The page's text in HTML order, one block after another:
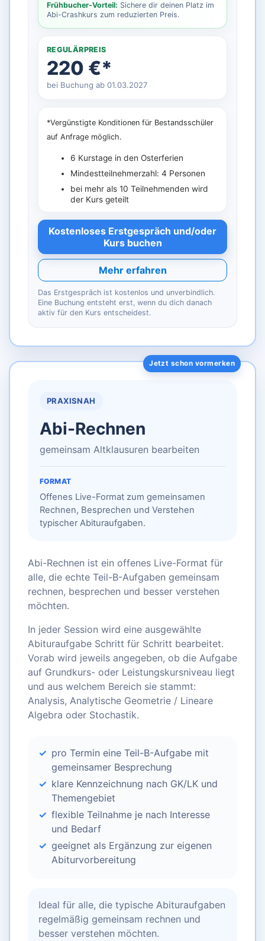
Frühbucher-Vorteil: Sichere dir deinen Platz im
Abi-Crashkurs zum reduzierten Preis.
REGULÄRPREIS
220 €*
bei Buchung ab 01.03.2027
*Vergünstigte Konditionen für Bestandsschüler
auf Anfrage möglich.
6 Kurstage in den Osterferien
Mindestteilnehmerzahl: 4 Personen
bei mehr als 10 Teilnehmenden wird
der Kurs geteilt
Kostenloses Erstgespräch und/oder
Kurs buchen
Mehr erfahren
Das Erstgespräch ist kostenlos und unverbindlich.
Eine Buchung entsteht erst, wenn du dich danach
aktiv für den Kurs entscheidest.
PRAXISNAH
Abi-Rechnen
gemeinsam Altklausuren bearbeiten
FORMAT
Offenes Live-Format zum gemeinsamen
Rechnen, Besprechen und Verstehen
typischer Abituraufgaben.
Abi-Rechnen ist ein offenes Live-Format für
alle, die echte Teil-B-Aufgaben gemeinsam
rechnen, besprechen und besser verstehen
möchten.
In jeder Session wird eine ausgewählte
Abituraufgabe Schritt für Schritt bearbeitet.
Vorab wird jeweils angegeben, ob die Aufgabe
auf Grundkurs- oder Leistungskursniveau liegt
und aus welchem Bereich sie stammt:
Analysis, Analytische Geometrie / Lineare
Algebra oder Stochastik.
pro Termin eine Teil-B-Aufgabe mit
gemeinsamer Besprechung
klare Kennzeichnung nach GK/LK und
Themengebiet
flexible Teilnahme je nach Interesse
und Bedarf
geeignet als Ergänzung zur eigenen
Abiturvorbereitung
Ideal für alle, die typische Abituraufgaben
regelmäßig gemeinsam rechnen und
besser verstehen möchten.